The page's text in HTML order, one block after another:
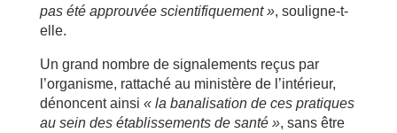
pas été approuvée scientifiquement », souligne-t-
elle.
Un grand nombre de signalements reçus par
l’organisme, rattaché au ministère de l’intérieur,
dénoncent ainsi « la banalisation de ces pratiques
au sein des établissements de santé », sans être